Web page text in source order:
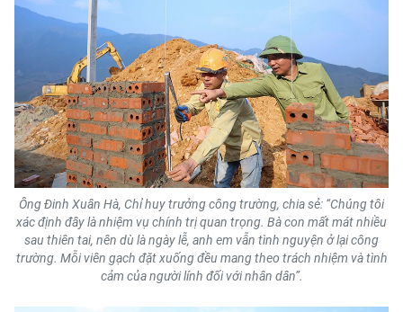
Ông Đinh Xuân Hà, Chỉ huy trưởng công trường, chia sẻ: “Chúng tôi
xác định đây là nhiệm vụ chính trị quan trọng. Bà con mất mát nhiều
sau thiên tai, nên dù là ngày lễ, anh em vẫn tình nguyện ở lại công
trường. Mỗi viên gạch đặt xuống đều mang theo trách nhiệm và tình
cảm của người lính đối với nhân dân”.